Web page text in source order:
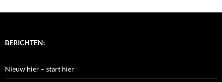
BERICHTEN:
Nieuw hier – start hier